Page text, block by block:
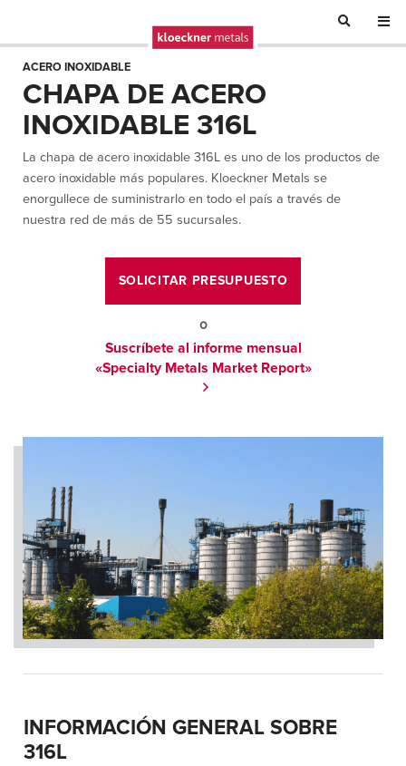
ACERO INOXIDABLE
CHAPA DE ACERO
INOXIDABLE 316L
La chapa de acero inoxidable 316L es uno de los productos de
acero inoxidable más populares. Kloeckner Metals se
enorgullece de suministrarlo en todo el país a través de
nuestra red de más de 55 sucursales.
SOLICITAR PRESUPUESTO
o
Suscríbete al informe mensual
«Specialty Metals Market Report»
INFORMACIÓN GENERAL SOBRE
316L